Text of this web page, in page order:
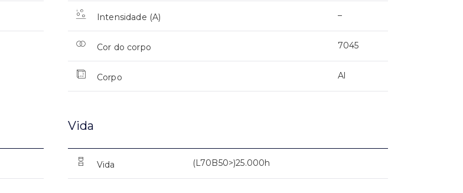
Intensidade (A) –
Cor do corpo 7045
Corpo Al
Vida
Vida (L70B50>)25.000h